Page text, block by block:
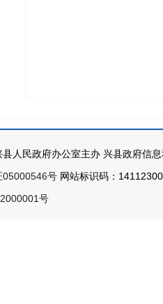
县人民政府办公室主办 兴县政府信
05000546号 网站标识码：
号